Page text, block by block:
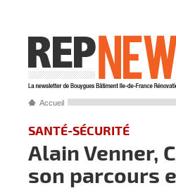
Accueil
SANTÉ-SÉCURITÉ
Alain Venner,
son parcours